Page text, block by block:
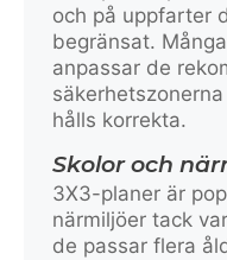
och på uppfarter
begränsat.
anpassar de
hålls korrekta.
Skolor och
3X3-planer är
närmiljöer tack
de passar flera